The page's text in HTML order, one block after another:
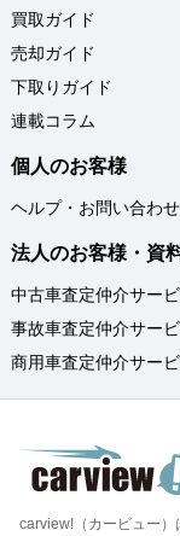
買取ガイド
売却ガイド
下取りガイド
連載コラム
個人のお客様
ヘルプ・お問い合わせ
法人のお客様・資
中古車査定仲介サー
事故車査定仲介サー
商用車査定仲介サー
carview!（カービュー